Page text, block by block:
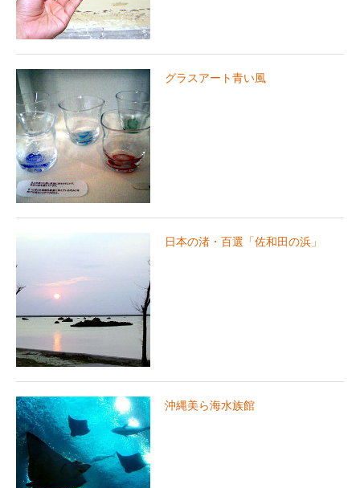
グラスアート青い風
日本の渚・百選「佐和田の浜」
沖縄美ら海水族館